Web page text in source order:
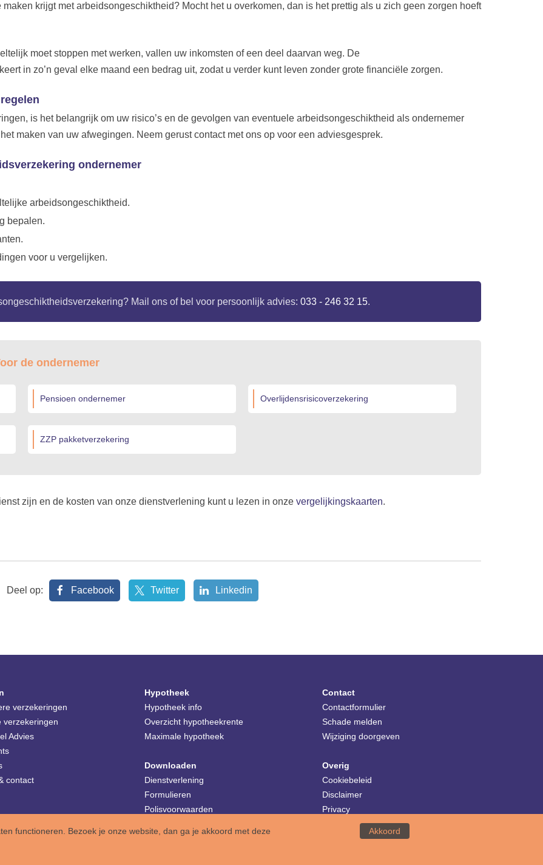
functioneren. Bezoek je onze website, dan ga je akkoord met deze
Akkoord
krijgt met arbeidsongeschiktheid? Mocht het u overkomen, dan is het prettig als u zich geen zorgen hoeft
moet stoppen met werken, vallen uw inkomsten of een deel daarvan weg. De
in zo’n geval elke maand een bedrag uit, zodat u verder kunt leven zonder grote financiële zorgen.
is het belangrijk om uw risico’s en de gevolgen van eventuele arbeidsongeschiktheid als ondernemer
maken van uw afwegingen. Neem gerust contact met ons op voor een adviesgesprek.
ondernemer
arbeidsongeschiktheid.
bepalen.
voor u vergelijken.
Mail ons of bel voor persoonlijk advies: 033 - 246 32 15.
de ondernemer
Pensioen ondernemer Overlijdensrisicoverzekering
ZZP pakketverzekering
zijn en de kosten van onze dienstverlening kunt u lezen in onze vergelijkingskaarten.
Deel op: Facebook Twitter Linkedin
verzekeringen
verzekeringen
Advies
contact
Hypotheek
Hypotheek info
Overzicht hypotheekrente
Maximale hypotheek
Downloaden
Dienstverlening
Formulieren
Polisvoorwaarden
Contact
Contactformulier
Schade melden
Wijziging doorgeven
Overig
Cookiebeleid
Disclaimer
Privacy